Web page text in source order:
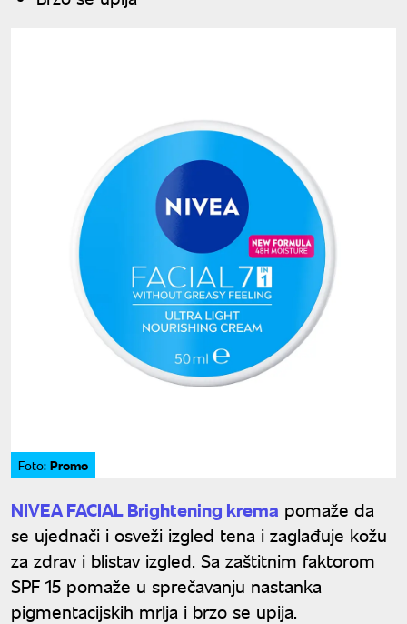
Foto: Promo
NIVEA FACIAL Brightening krema pomaže da
se ujednači i osveži izgled tena i zaglađuje kožu
za zdrav i blistav izgled. Sa zaštitnim faktorom
SPF 15 pomaže u sprečavanju nastanka
pigmentacijskih mrlja i brzo se upija.